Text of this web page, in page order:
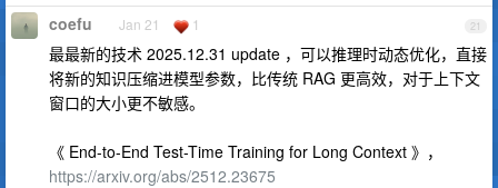
21
coefu Jan 21 1
最最新的技术 2025.12.31 update ，可以推理时动态优化，直接
将新的知识压缩进模型参数，比传统 RAG 更高效，对于上下文
窗口的大小更不敏感。
《 End-to-End Test-Time Training for Long Context 》，
https://arxiv.org/abs/2512.23675